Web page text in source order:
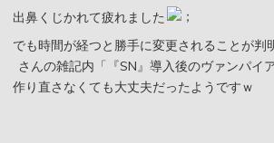
出鼻くじかれて疲れました
でも時間が経つと勝手に変更されることが判
さんの雑記内「『SN』導入後のヴァンパイ
作り直さなくても大丈夫だったようですｗ